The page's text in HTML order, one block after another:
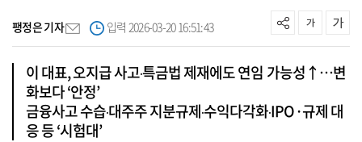
팽정은 기자 입력 2026-03-20 16:51:43
이 대표, 오지급 사고‧특금법 제재에도 연임 가능성↑…변
화보다 ‘안정’
금융사고 수습‧대주주 지분규제‧수익다각화‧IPO·규제 대
응 등 ‘시험대’